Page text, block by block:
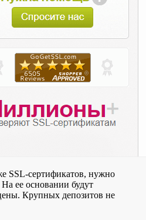
SSL-сертификатов, нужно
ее основании будут
Крупных депозитов не